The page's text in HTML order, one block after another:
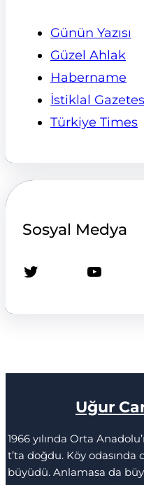
Günün Yazısı
Güzel Ahlak
Habername
İstiklal
Türkiye Times
Sosyal Medya
Twitter YouTube
Uğur
1966 yılında Orta
t’ta doğdu. Köy
büyüdü. Anlamasa da